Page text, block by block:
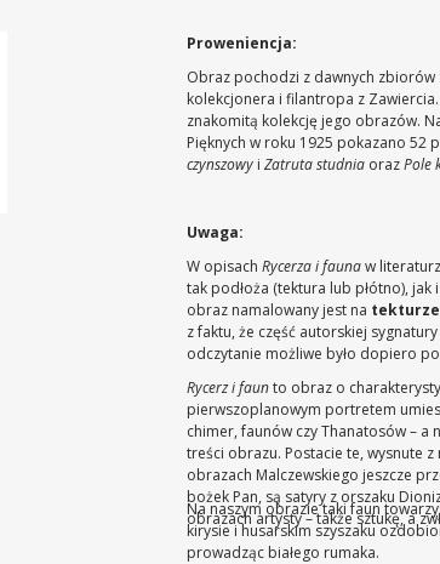
Proweniencja:
Obraz pochodzi z dawnych zbiorów
kolekcjonera i filantropa z
znakomitą kolekcję jego obrazów.
Pięknych w roku 1925 pokazano 52
czynszowy iZatruta studnia orazPole
Uwaga:
W opisachRycerza i faunaw
tak podłoża (tektura lub płótno),
obraz namalowany jest na tekturze
z faktu, że część autorskiej
odczytanie możliwe było dopiero
Rycerz i faunto obraz o
pierwszoplanowym portretem
chimer, faunów czy Thanatosów – a
treści obrazu. Postacie te, wysnute
obrazach Malczewskiego jeszcze
bożek Pan, są satyry z orszaku
obrazach artysty – także sztukę, a
Na naszym obrazie taki faun
kirysie i husarskim szyszaku
prowadząc białego rumaka.